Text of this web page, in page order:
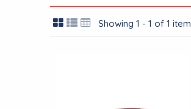
Showing 1 - 1 of 1 item